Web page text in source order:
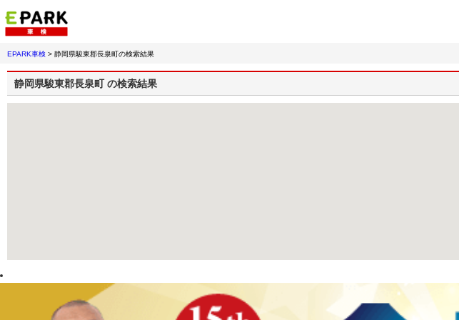
EPARK車検 > 静岡県駿東郡長泉町の検索結果
静岡県駿東郡長泉町の検索結果